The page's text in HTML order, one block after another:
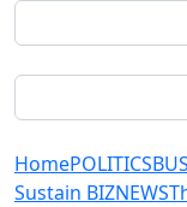
HomePOLITICS
Sustain BIZNEWS